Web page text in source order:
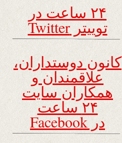
۲۴ ساعت در
توییتر Twitter
کانون دوستداران،
علاقمندان و
همکاران سایت
۲۴ ساعت
در Facebook